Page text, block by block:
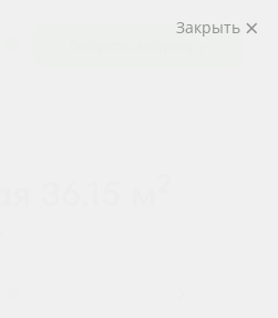
36.15 м
Закрыть